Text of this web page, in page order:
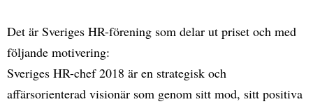
Det är Sveriges HR-förening som delar ut priset och med
följande motivering:
Sveriges HR-chef 2018 är en strategisk och
affärsorienterad visionär som genom sitt mod, sitt positiva